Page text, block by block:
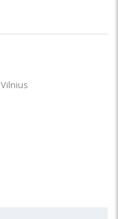
Vilnius